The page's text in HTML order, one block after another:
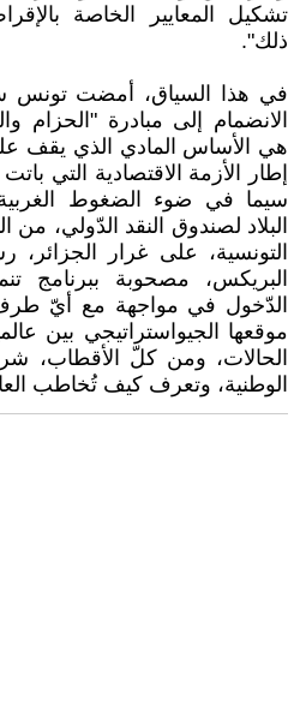
تشكيل المعايير الخاصة
ذلك".
الانضمام إلى مبادرة "الحزام
هي الأساس المادي الذي يقف
إطار الأزمة الاقتصادية التي
سيما في ضوء الضغوط الغربية
البلاد لصندوق النقد الدّولي،
التونسية، على غرار
البريكس، مصحوبة ببرنامج
الدّخول في مواجهة مع أيّ
موقعها الجيواستراتيجي بين
الحالات، ومن كلّ الأقطاب،
الوطنية، وتعرف كيف تُخاطب